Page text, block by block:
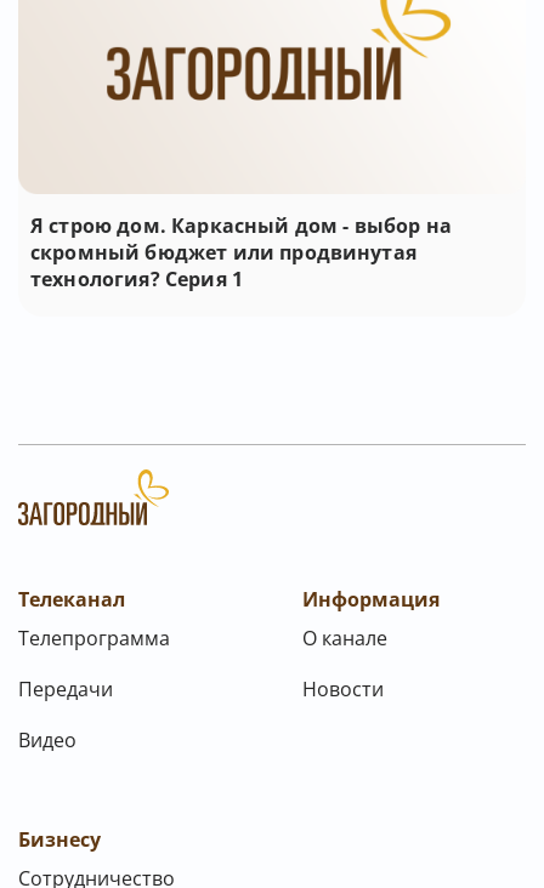
Я строю дом. Каркасный дом - выбор на
скромный бюджет или продвинутая
технология? Серия 1
Телеканал
Телепрограмма
Передачи
Видео
Информация
О канале
Новости
Бизнесу
Сотрудничество